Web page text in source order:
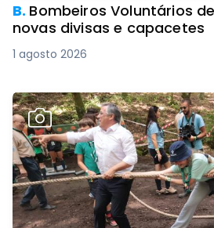
B. Bombeiros Voluntários
novas divisas e capacetes
1 agosto 2026